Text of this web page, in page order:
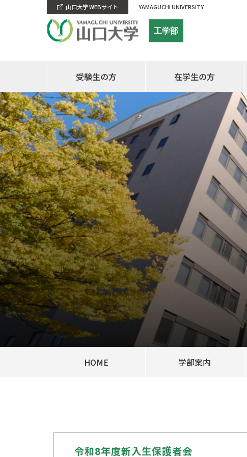
工学部
山口大学 WEBサイト YAMAGUCHI UNIVERSITY
受験生の方 在学生の方
HOME 学部案内
令和8年度新入生保護者会